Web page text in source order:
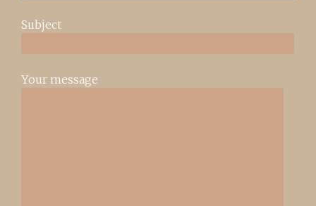
Subject
Your message